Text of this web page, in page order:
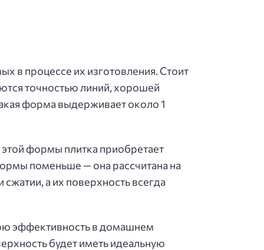
в процессе их изготовления. Стоит
точностью линий, хорошей
форма выдерживает около 1
формы плитка приобретает
поменьше — она рассчитана на
а их поверхность всегда
эффективность в домашнем
будет иметь идеальную